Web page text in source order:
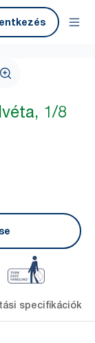
1/8
specifikációk